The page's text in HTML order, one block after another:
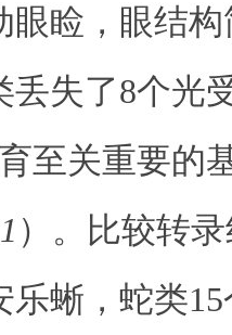
眼睑，眼结
丢失了8个光
至关重要的
）。比较转
乐蜥，蛇类